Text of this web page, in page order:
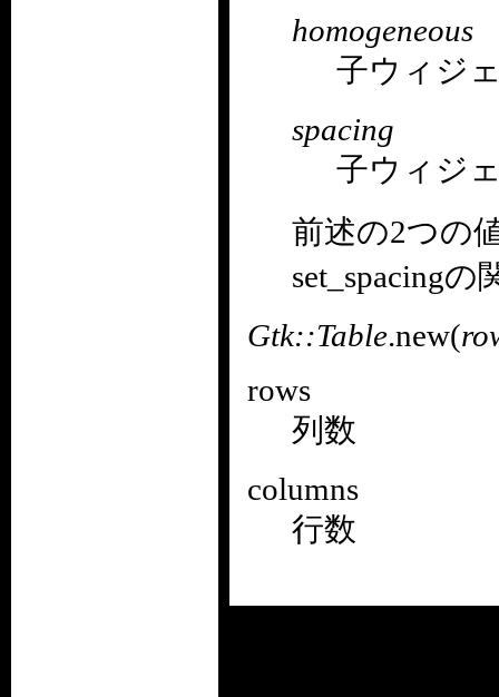
homogeneous
子ウィジ
spacing
子ウィジ
前述の2つの
set_spacing
Gtk::Table.new(
rows
列数
columns
行数